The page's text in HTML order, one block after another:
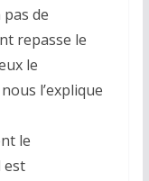
pas de
repasse le
le
l’explique
le
est